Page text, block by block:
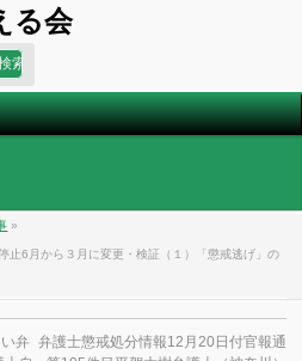
る会
»
止6月から３月に変更・検証（１）「懲戒逃げ」の
弁 弁護士懲戒処分情報12月20日付官報通